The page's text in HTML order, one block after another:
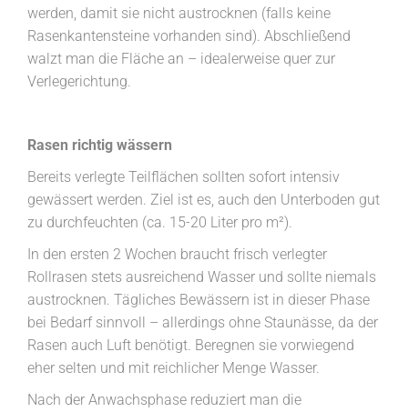
werden, damit sie nicht austrocknen (falls keine
Rasenkantensteine vorhanden sind). Abschließend
walzt man die Fläche an – idealerweise quer zur
Verlegerichtung.
Rasen richtig wässern
Bereits verlegte Teilflächen sollten sofort intensiv
gewässert werden. Ziel ist es, auch den Unterboden gut
zu durchfeuchten (ca. 15-20 Liter pro m²).
In den ersten 2 Wochen braucht frisch verlegter
Rollrasen stets ausreichend Wasser und sollte niemals
austrocknen. Tägliches Bewässern ist in dieser Phase
bei Bedarf sinnvoll – allerdings ohne Staunässe, da der
Rasen auch Luft benötigt. Beregnen sie vorwiegend
eher selten und mit reichlicher Menge Wasser.
Nach der Anwachsphase reduziert man die